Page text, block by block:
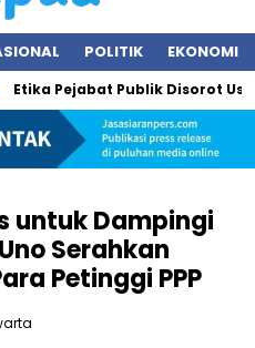
POLITIK EKONOMI
Pejabat Publik Disorot Usai
untuk Dampingi
Serahkan
Petinggi PPP